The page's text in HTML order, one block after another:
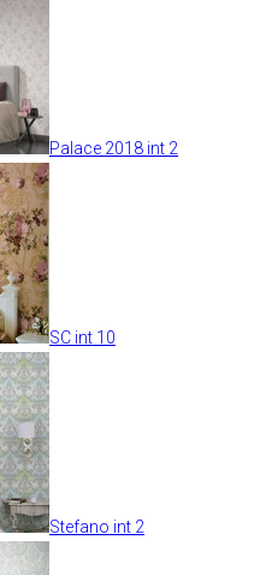
Palace 2018 int 2
SC int 10
Stefano int 2